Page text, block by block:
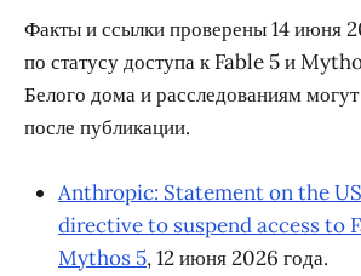
Факты и ссылки проверены 14 июня
по статусу доступа к Fable 5 и
Белого дома и расследованиям
после публикации.
Anthropic: Statement on the
directive to suspend access to
Mythos 5, 12 июня 2026 года.